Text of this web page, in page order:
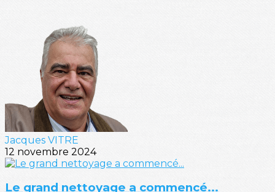
Jacques VITRE
12 novembre 2024
Le grand nettoyage a commencé...